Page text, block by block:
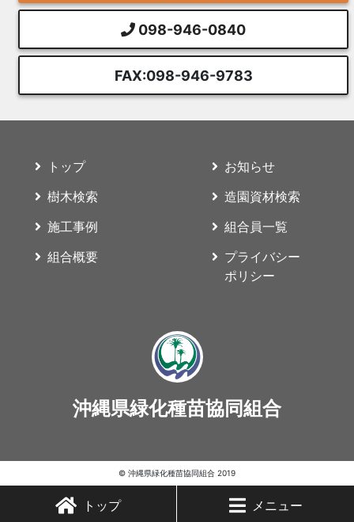
トップ メニュー
098-946-0840
FAX:098-946-9783
トップ
お知らせ
樹木検索
造園資材検索
施工事例
組合員一覧
組合概要
プライバシー
ポリシー
沖縄県緑化種苗協同組合
© 沖縄県緑化種苗協同組合 2019